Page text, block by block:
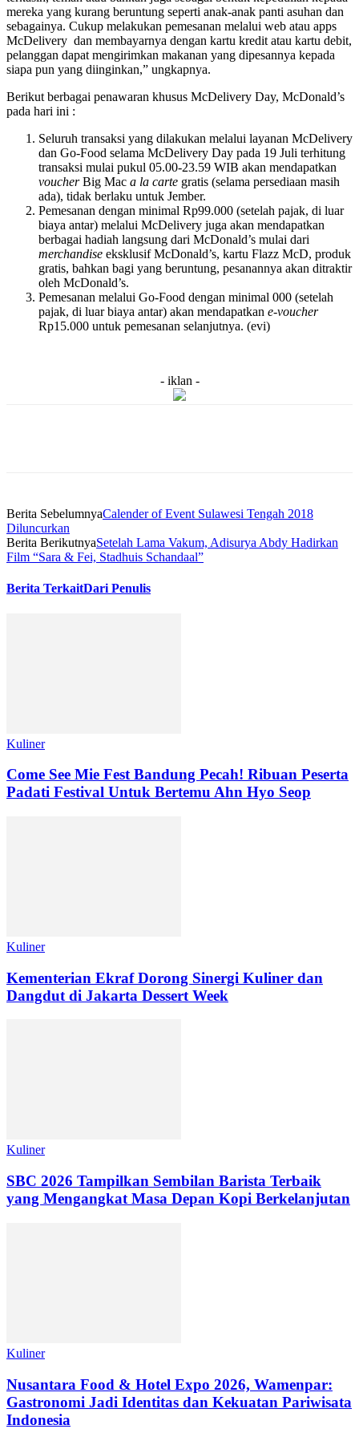
mereka yang kurang beruntung seperti anak-anak panti asuhan dan
sebagainya. Cukup melakukan pemesanan melalui web atau apps
McDelivery dan membayarnya dengan kartu kredit atau kartu debit,
pelanggan dapat mengirimkan makanan yang dipesannya kepada
siapa pun yang diinginkan,” ungkapnya.
Berikut berbagai penawaran khusus McDelivery Day, McDonald’s
pada hari ini :
Seluruh transaksi yang dilakukan melalui layanan McDelivery
dan Go-Food selama McDelivery Day pada 19 Juli terhitung
transaksi mulai pukul 05.00-23.59 WIB akan mendapatkan
voucherBig Mac a la carte gratis (selama persediaan masih
ada), tidak berlaku untuk Jember.
Pemesanan dengan minimal Rp99.000 (setelah pajak, di luar
biaya antar) melalui McDelivery juga akan mendapatkan
berbagai hadiah langsung dari McDonald’s mulai dari
merchandise eksklusif McDonald’s, kartu Flazz McD, produk
gratis, bahkan bagi yang beruntung, pesanannya akan ditraktir
oleh McDonald’s.
Pemesanan melalui Go-Food dengan minimal 000 (setelah
pajak, di luar biaya antar) akan mendapatkan e-voucher
Rp15.000 untuk pemesanan selanjutnya. (evi)
- iklan -
Berita SebelumnyaCalender of Event Sulawesi Tengah 2018
Diluncurkan
Berita BerikutnyaSetelah Lama Vakum, Adisurya Abdy Hadirkan
Film “Sara & Fei, Stadhuis Schandaal”
Berita TerkaitDari Penulis
Kuliner
Come See Mie Fest Bandung Pecah! Ribuan Peserta
Padati Festival Untuk Bertemu Ahn Hyo Seop
Kuliner
Kementerian Ekraf Dorong Sinergi Kuliner dan
Dangdut di Jakarta Dessert Week
Kuliner
SBC 2026 Tampilkan Sembilan Barista Terbaik
yang Mengangkat Masa Depan Kopi Berkelanjutan
Kuliner
Nusantara Food & Hotel Expo 2026, Wamenpar:
Gastronomi Jadi Identitas dan Kekuatan Pariwisata
Indonesia